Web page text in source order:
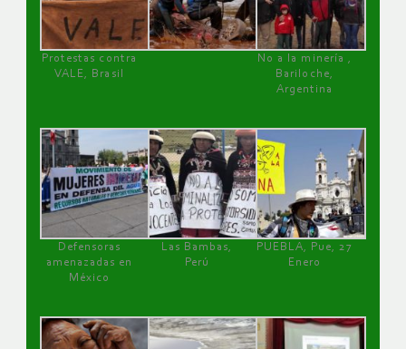
Protestas contra
VALE, Brasil
No a la minería ,
Bariloche,
Argentina
Defensoras
amenazadas en
México
Las Bambas,
Perú
PUEBLA, Pue, 27
Enero